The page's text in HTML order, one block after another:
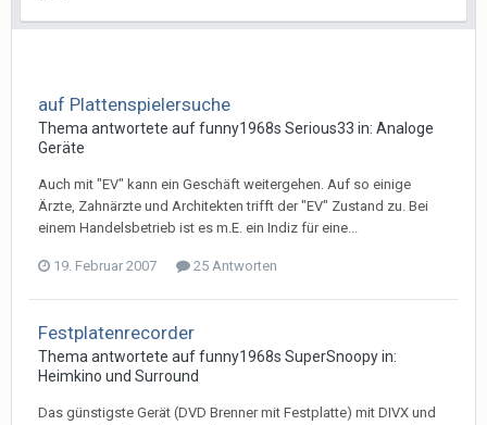
auf Plattenspielersuche
Thema antwortete auffunny1968s Serious33 in: Analoge
Geräte
Auch mit "EV" kann ein Geschäft weitergehen. Auf so einige
Ärzte, Zahnärzte und Architekten trifft der "EV" Zustand zu. Bei
einem Handelsbetrieb ist es m.E. ein Indiz für eine...
19. Februar 2007 25 Antworten
Festplatenrecorder
Thema antwortete auffunny1968s SuperSnoopyin:
Heimkino und Surround
Das günstigste Gerät (DVD Brenner mit Festplatte) mit DIVX und